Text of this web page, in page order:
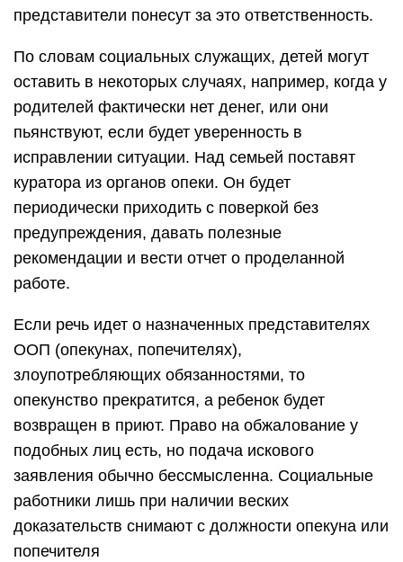
представители понесут за это ответственность.
По словам социальных служащих, детей могут
оставить в некоторых случаях, например, когда у
родителей фактически нет денег, или они
пьянствуют, если будет уверенность в
исправлении ситуации. Над семьей поставят
куратора из органов опеки. Он будет
периодически приходить с поверкой без
предупреждения, давать полезные
рекомендации и вести отчет о проделанной
работе.
Если речь идет о назначенных представителях
ООП (опекунах, попечителях),
злоупотребляющих обязанностями, то
опекунство прекратится, а ребенок будет
возвращен в приют. Право на обжалование у
подобных лиц есть, но подача искового
заявления обычно бессмысленна. Социальные
работники лишь при наличии веских
доказательств снимают с должности опекуна или
попечителя